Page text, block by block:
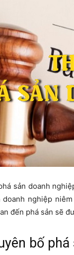
sản doanh
nghiệp
đến phá sản sẽ
bố